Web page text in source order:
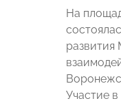
На
развития
Участие